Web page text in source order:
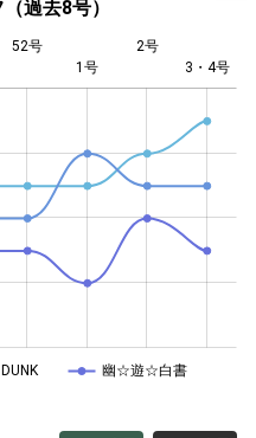
過去8号）
52号
1号
2号
3・4号
幽☆遊☆白書